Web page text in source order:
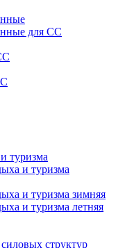
для СС
туризма
и туризма
и туризма зимняя
и туризма летняя
структур